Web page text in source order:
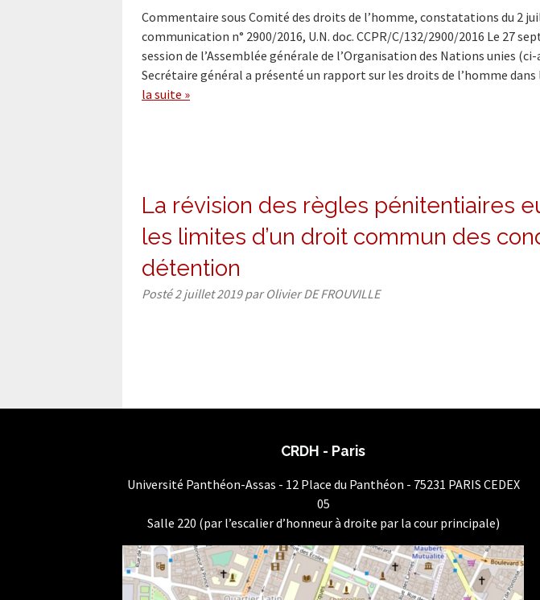
Commentaire sous Comité des droits de l’homme, constatations du 2
communication n° 2900/2016, U.N. doc. CCPR/C/132/2900/2016 Le 27
session de l’Assemblée générale de l’Organisation des Nations unies (ci-
Secrétaire général a présenté un rapport sur les droits de l’homme
la suite »
La révision des règles pénitentiaires
les limites d’un droit commun des
détention
Posté2 juillet 2019 par Olivier DE FROUVILLE
CRDH - Paris
Université Panthéon-Assas - 12 Place du Panthéon - 75231 PARIS CEDEX
05
Salle 220 (par l’escalier d’honneur à droite par la cour principale)